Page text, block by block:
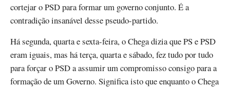
cortejar o PSD para formar um governo conjunto. É a
contradição insanável desse pseudo-partido.
Há segunda, quarta e sexta-feira, o Chega dizia que PS e PSD
eram iguais, mas há terça, quarta e sábado, fez tudo por tudo
para forçar o PSD a assumir um compromisso consigo para a
formação de um Governo. Significa isto que enquanto o Chega